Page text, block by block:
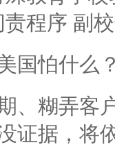
程序 副
国怕什么
、糊弄客
证据，将